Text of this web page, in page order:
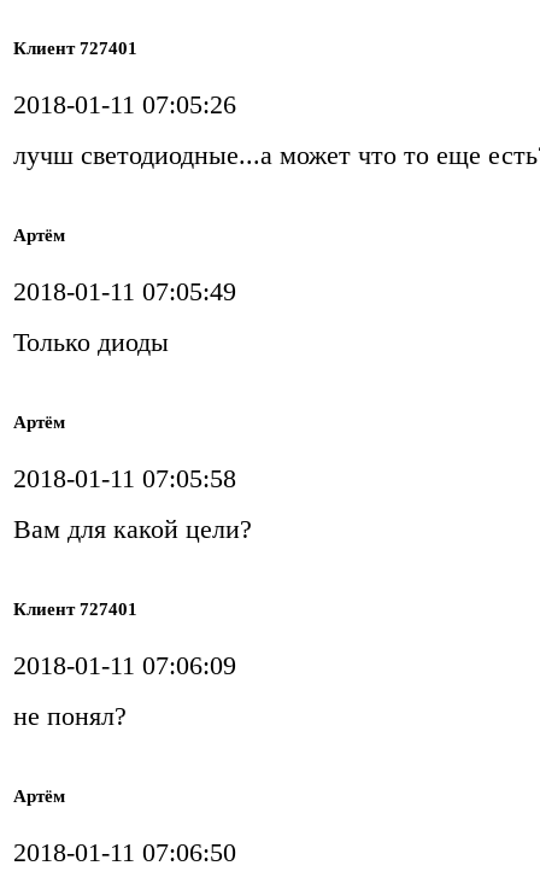
Клиент 727401
2018-01-11 07:05:26
лучш светодиодные...а может что то еще
Артём
2018-01-11 07:05:49
Только диоды
Артём
2018-01-11 07:05:58
Вам для какой цели?
Клиент 727401
2018-01-11 07:06:09
не понял?
Артём
2018-01-11 07:06:50